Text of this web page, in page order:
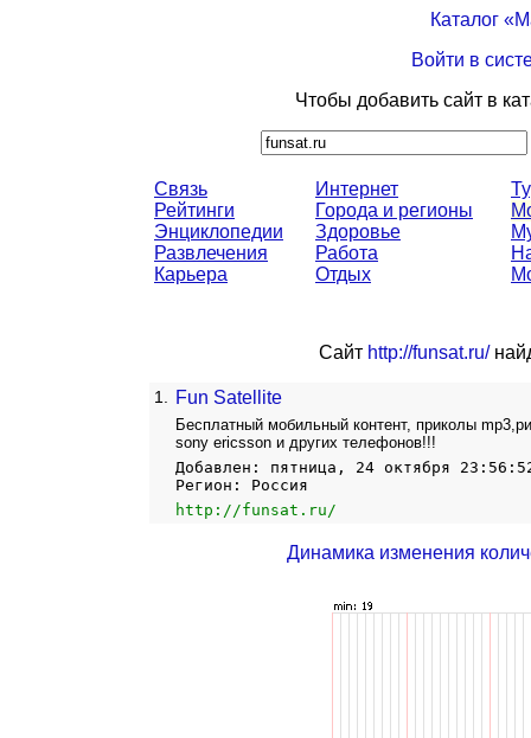
Каталог
Войти в
Чтобы добавить сайт в
Связь
Рейтинги
Энциклопедии
Развлечения
Карьера
Интернет
Города и регионы
Здоровье
Работа
Отдых
Сайт http://funsat.ru/
1. Fun Satellite
Бесплатный мобильный контент, приколы
sony ericsson и других телефонов!!!
Добавлен: пятница, 24 октября
Регион: Россия
http://funsat.ru/
Динамика изменения